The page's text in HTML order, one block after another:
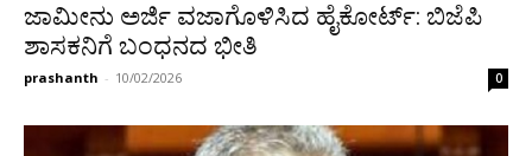
ಜಾಮೀನು ಅರ್ಜಿ ವಜಾಗೊಳಿಸಿದ ಹೈಕೋರ್ಟ್: ಬಿಜೆಪಿ
ಶಾಸಕನಿಗೆ ಬಂಧನದ ಭೀತಿ
prashanth - 10/02/2026 0